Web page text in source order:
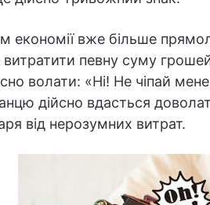
вже більше
певну суму
волати: «Ні! Не чіпай
дійсно вдасться
від нерозумних витрат.